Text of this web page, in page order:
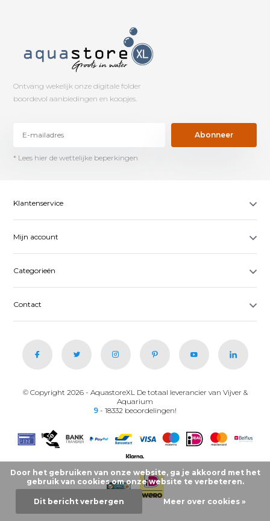
Ontvang wekelijk onze digitale folder
boordevol aanbiedingen en koopjes.
Abonneer
* Lees hier de wettelijke beperkingen
Klantenservice
Mijn account
Categorieën
Contact
© Copyright 2026 - AquastoreXL De totaal leverancier van Vijver &
Aquarium
9 - 18332 beoordelingen!
Door het gebruiken van onze website, ga je akkoord met het
gebruik van cookies om onze website te verbeteren.
Dit bericht verbergen Meer over cookies »